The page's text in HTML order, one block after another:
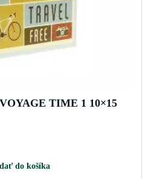
TIME 1 10×15
do košíka